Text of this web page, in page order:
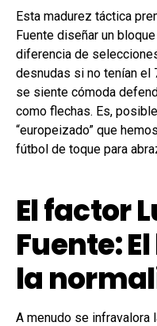
Esta madurez táctica
Fuente diseñar un
diferencia de
desnudas si no tenían el
se siente cómoda
como flechas. Es,
“europeizado” que
fútbol de toque para
El factor
Fuente:
la
A menudo se infravalora